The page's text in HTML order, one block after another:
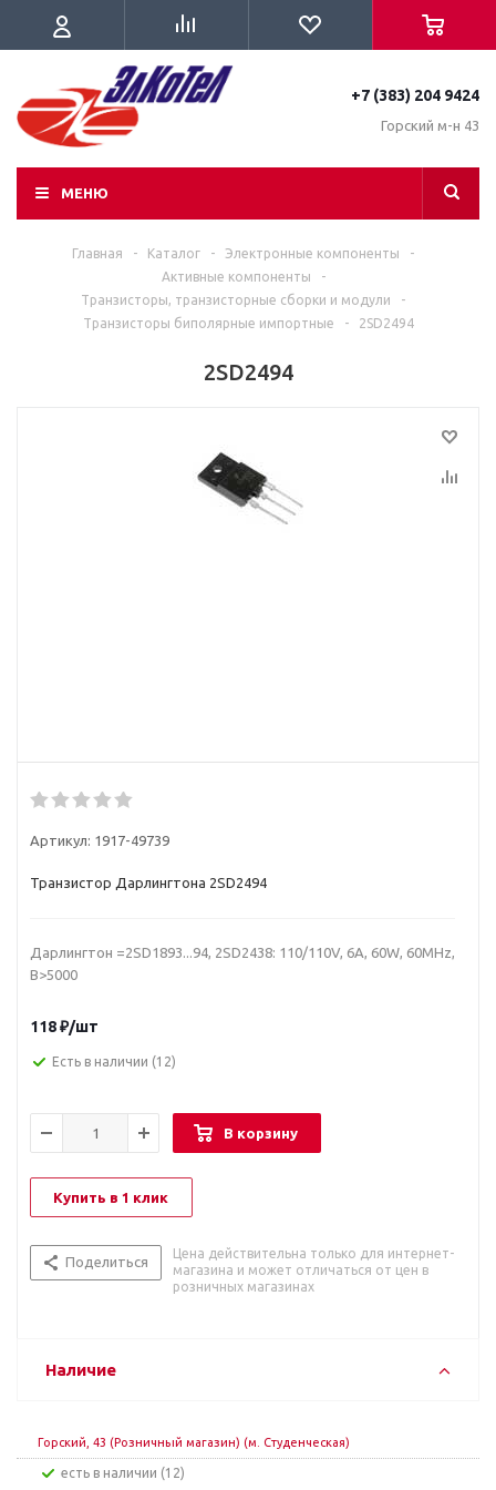
+7 (383) 204 9424
Горский м-н 43
МЕНЮ
Главная - Каталог - Электронные компоненты
-
Активные компоненты
-
Транзисторы, транзисторные сборки и модули
-
Транзисторы биполярные импортные
- 2SD2494
2SD2494
Артикул: 1917-49739
Транзистор Дарлингтона 2SD2494
Дарлингтон =2SD1893...94, 2SD2438: 110/110V, 6A, 60W, 60MHz,
B>5000
118₽/шт
Есть в наличии (12)
В корзину
Купить в 1 клик
Поделиться
Цена действительна только для интернет-
магазина и может отличаться от цен в
розничных магазинах
Наличие
Горский, 43 (Розничный магазин) (м. Студенческая)
Есть в наличии (12)